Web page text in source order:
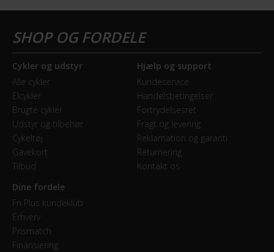
Cykler og udstyr
Alle cykler
Elcykler
Brugte cykler
Udstyr og tilbehør
Cykeltøj
Gavekort
Tilbud
Hjælp og support
Kundeservice
Handelsbetingelser
Fortrydelsesret
Fragt og levering
Reklamation og garanti
Returnering
Kontakt os
Dine fordele
Fri Plus kundeklub
Erhverv
Prismatch
Finansiering